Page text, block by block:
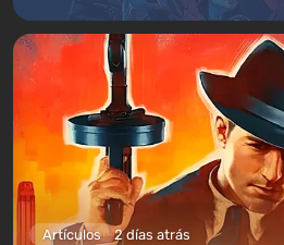
Artículos 2 días atrás